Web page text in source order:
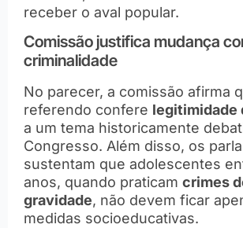
receber o aval popular.
Comissão justifica mudança
criminalidade
No parecer, a comissão afirma
referendo confere legitimidade
a um tema historicamente
Congresso. Além disso, os
sustentam que adolescentes
anos, quando praticam crimes
gravidade, não devem ficar
medidas socioeducativas.